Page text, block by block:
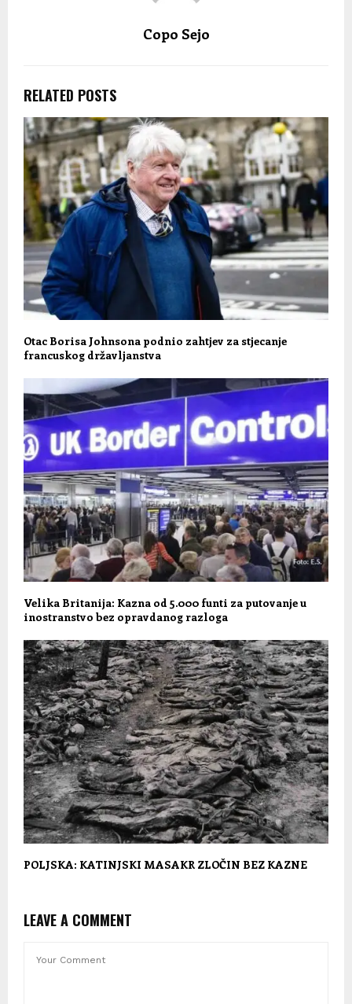
Copo Sejo
RELATED POSTS
Otac Borisa Johnsona podnio zahtjev za stjecanje
francuskog državljanstva
Velika Britanija: Kazna od 5.000 funti za putovanje u
inostranstvo bez opravdanog razloga
POLJSKA: KATINJSKI MASAKR ZLOČIN BEZ KAZNE
LEAVE A COMMENT